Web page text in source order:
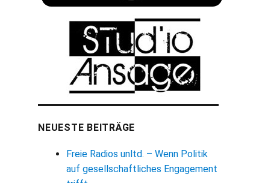
NEUESTE BEITRÄGE
Freie Radios unltd. – Wenn Politik
auf gesellschaftliches Engagement